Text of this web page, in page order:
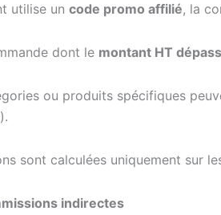
utilise un code promo affilié, la
dont le montant HT
ou produits spécifiques
sont calculées uniquement sur
indirectes